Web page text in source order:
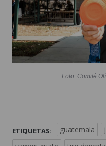
Foto: Comité
ETIQUETAS: guatemala